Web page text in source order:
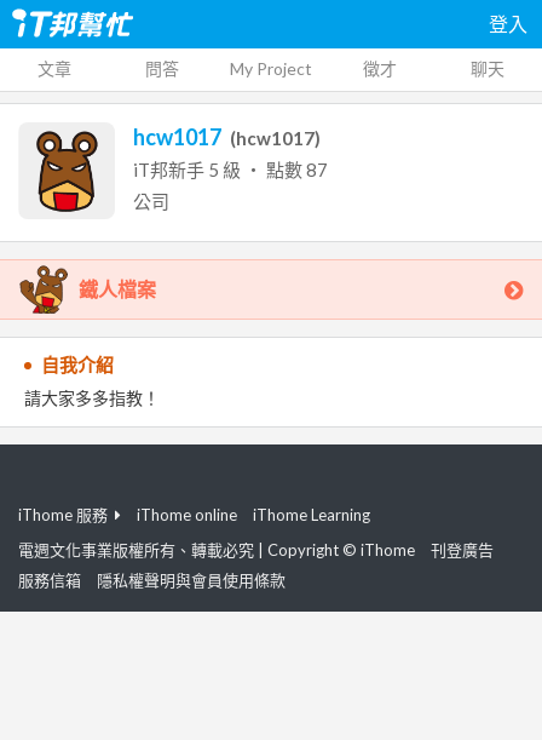
登入
文章 問答 My Project 徵才 聊天
hcw1017 (hcw1017)
iT邦新手 5 級 ‧ 點數87
公司
鐵人檔案
自我介紹
請大家多多指教！
iThome 服務 iThome online
iThome Learning
電週文化事業版權所有、轉載必究 | Copyright © iThome
刊登廣告
服務信箱
隱私權聲明與會員使用條款